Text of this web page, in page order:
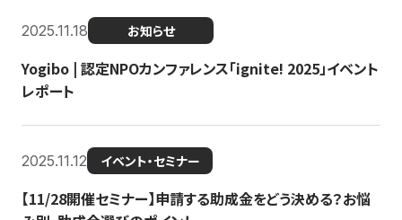
2025.11.18 お知らせ
Yogibo | 認定NPOカンファレンス「ignite! 2025」イベント
レポート
2025.11.12 イベント・セミナー
【11/28開催セミナー】申請する助成金をどう決める？お悩